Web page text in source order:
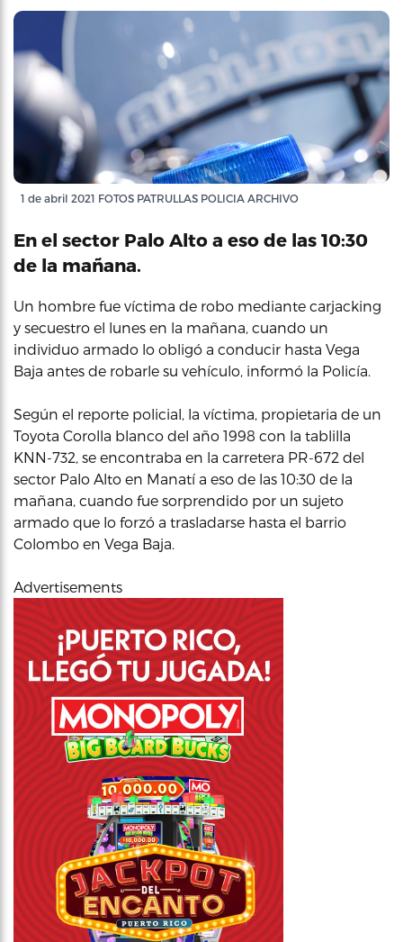
1 de abril 2021 FOTOS PATRULLAS POLICIA ARCHIVO
En el sector Palo Alto a eso de las 10:30
de la mañana.
Un hombre fue víctima de robo mediante carjacking
y secuestro el lunes en la mañana, cuando un
individuo armado lo obligó a conducir hasta Vega
Baja antes de robarle su vehículo, informó la Policía.
Según el reporte policial, la víctima, propietaria de un
Toyota Corolla blanco del año 1998 con la tablilla
KNN-732, se encontraba en la carretera PR-672 del
sector Palo Alto en Manatí a eso de las 10:30 de la
mañana, cuando fue sorprendido por un sujeto
armado que lo forzó a trasladarse hasta el barrio
Colombo en Vega Baja.
Advertisements